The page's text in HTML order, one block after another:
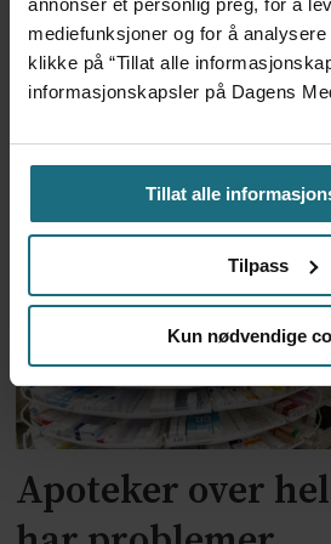
annonser et personlig preg, for å
mediefunksjoner og for å
klikke på “Tillat alle
informasjonskapsler på Dagens
Tillat alle
Tilpass
Kun nødvendige
4 dager
2 dager
Apoteker over